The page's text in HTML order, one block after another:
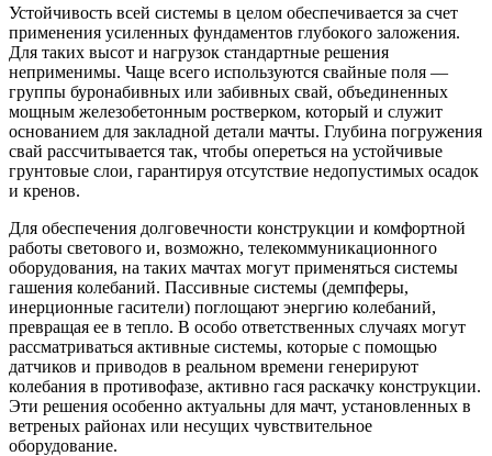
Устойчивость всей системы в целом обеспечивается за счет
применения усиленных фундаментов глубокого заложения.
Для таких высот и нагрузок стандартные решения
неприменимы. Чаще всего используются свайные поля —
группы буронабивных или забивных свай, объединенных
мощным железобетонным ростверком, который и служит
основанием для закладной детали мачты. Глубина погружения
свай рассчитывается так, чтобы опереться на устойчивые
грунтовые слои, гарантируя отсутствие недопустимых осадок
и кренов.
Для обеспечения долговечности конструкции и комфортной
работы светового и, возможно, телекоммуникационного
оборудования, на таких мачтах могут применяться системы
гашения колебаний. Пассивные системы (демпферы,
инерционные гасители) поглощают энергию колебаний,
превращая ее в тепло. В особо ответственных случаях могут
рассматриваться активные системы, которые с помощью
датчиков и приводов в реальном времени генерируют
колебания в противофазе, активно гася раскачку конструкции.
Эти решения особенно актуальны для мачт, установленных в
ветреных районах или несущих чувствительное
оборудование.